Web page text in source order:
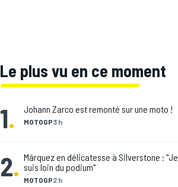
Le plus vu en ce moment
1. MOTOGP3 h
Johann Zarco est remonté sur une moto !
2. MOTOGP2 h
Márquez en délicatesse à Silverstone : "Je
suis loin du podium"